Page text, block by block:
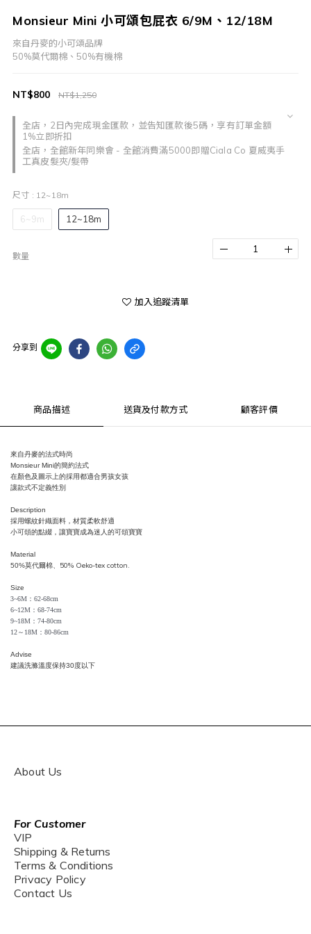
Monsieur Mini 小可頌包屁衣 6/9M、12/18M
來自丹麥的小可頌品牌
50%莫代爾棉、50%有機棉
全店，2日內完成現金匯款，並告知匯款後5碼，享有訂單金額
1%立即折扣
全店，全館新年同樂會 - 全館消費滿5000即贈Ciala Co 夏威夷手
工真皮髮夾/髮帶
NT$1,250
NT$800
尺寸 : 12~18m
6~9m 12~18m
數量
加入追蹤清單
分享到
商品描述 送貨及付款方式 顧客評價
來自丹麥的法式時尚
Monsieur Mini的簡約法式
在顏色及圖示上的採用都適合男孩女孩
讓款式不定義性別
Description
採用螺紋針織面料，材質柔軟舒適
小可頌的點綴，讓寶寶成為迷人的可頌寶寶
Material
50%莫代爾棉、 50% Oeko-tex cotton.
Size
3~6M：62-68cm
6~12M ： 68-74cm
9~18M：74-80cm
12～18M ： 80-86cm
Advise
建議洗滌溫度保持30度以下
About Us
For Customer
VIP
Shipping & Returns
Terms & Conditions
Privacy Policy
Contact Us